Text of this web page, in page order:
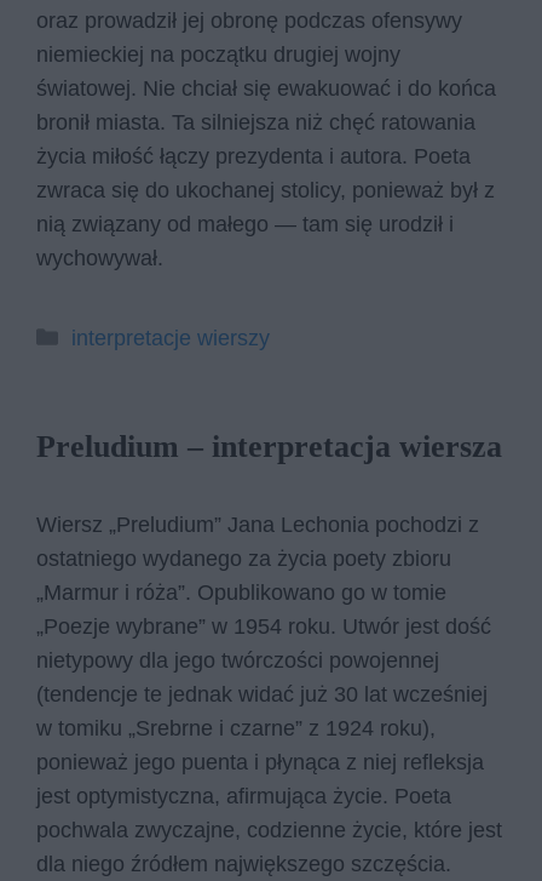
oraz prowadził jej obronę podczas ofensywy
niemieckiej na początku drugiej wojny
światowej. Nie chciał się ewakuować i do końca
bronił miasta. Ta silniejsza niż chęć ratowania
życia miłość łączy prezydenta i autora. Poeta
zwraca się do ukochanej stolicy, ponieważ był z
nią związany od małego — tam się urodził i
wychowywał.
Kategorie
interpretacje wierszy
Preludium – interpretacja wiersza
Wiersz „Preludium” Jana Lechonia pochodzi z
ostatniego wydanego za życia poety zbioru
„Marmur i róża”. Opublikowano go w tomie
„Poezje wybrane” w 1954 roku. Utwór jest dość
nietypowy dla jego twórczości powojennej
(tendencje te jednak widać już 30 lat wcześniej
w tomiku „Srebrne i czarne” z 1924 roku),
ponieważ jego puenta i płynąca z niej refleksja
jest optymistyczna, afirmująca życie. Poeta
pochwala zwyczajne, codzienne życie, które jest
dla niego źródłem największego szczęścia.